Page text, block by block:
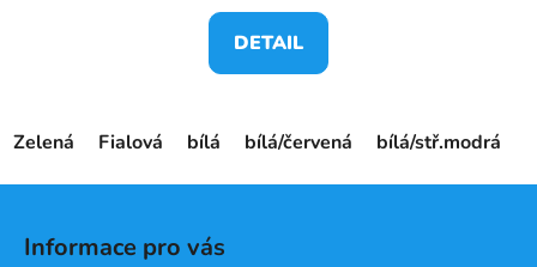
DETAIL
Zelená Fialová bílá bílá/červená bílá/stř.modrá
Informace pro vás